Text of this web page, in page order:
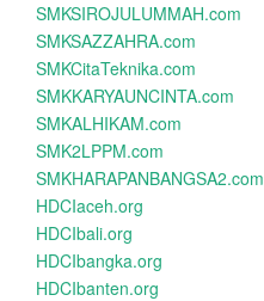
SMKSIROJULUMMAH.com
SMKSAZZAHRA.com
SMKCitaTeknika.com
SMKKARYAUNCINTA.com
SMKALHIKAM.com
SMK2LPPM.com
SMKHARAPANBANGSA2.com
HDCIaceh.org
HDCIbali.org
HDCIbangka.org
HDCIbanten.org